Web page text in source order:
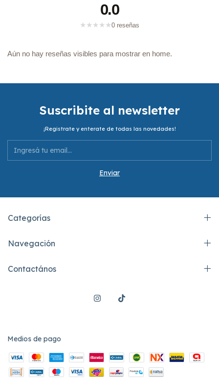
0.0
★ ★ ★ ★ ★0 reseñas
Aún no hay reseñas visibles para mostrar en home.
Suscribite al newsletter
¡Registrate y enterate de todas las novedades!
Categorías
Navegación
Contactános
Medios de pago